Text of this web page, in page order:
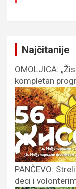
Najčitanije
OMOLJICA:
kompletan
PANČEVO:
deci i